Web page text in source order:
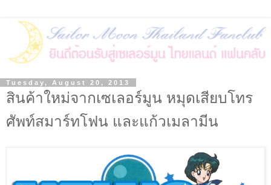
Tuesday, August 20, 2013
สินค้าใหม่จากเซเลอร์มูน หมุดเสียบโทร
ศัพท์สมาร์ทโฟน และแก้วเมลามีน